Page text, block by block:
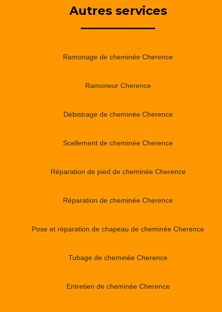
Autres services
Ramonage de cheminée Cherence
Ramoneur Cherence
Débistrage de cheminée Cherence
Scellement de cheminée Cherence
Réparation de pied de cheminée Cherence
Réparation de cheminée Cherence
Pose et réparation de chapeau de cheminée Cherence
Tubage de cheminée Cherence
Entretien de cheminée Cherence